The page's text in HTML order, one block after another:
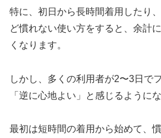
特に、初日から長時間着用したり
ど慣れない使い方をすると、余計
くなります。
しかし、多くの利用者が2〜3日で
「逆に心地よい」と感じるように
最初は短時間の着用から始めて、